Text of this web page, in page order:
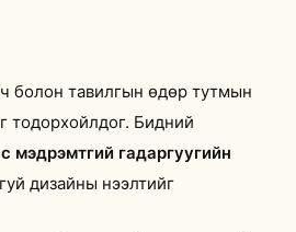
болон тавилгын өдөр тутмын
тодорхойлдог. Бидний
мэдрэмтгий гадаргуугийн
дизайны нээлтийг